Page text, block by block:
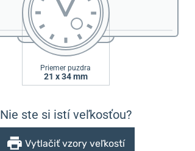
Priemer puzdra
21 x 34 mm
Nie ste si istí veľkosťou?
Vytlačiť vzory veľkostí